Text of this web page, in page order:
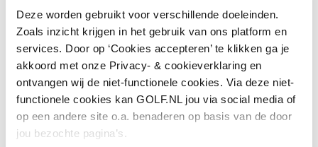
Deze worden gebruikt voor verschillende doeleinden.
Zoals inzicht krijgen in het gebruik van ons platform en
services. Door op ‘Cookies accepteren’ te klikken ga je
akkoord met onze Privacy- & cookieverklaring en
ontvangen wij de niet-functionele cookies. Via deze niet-
functionele cookies kan GOLF.NL jou via social media of
op een andere site o.a. benaderen op basis van de door
jou bezochte pagina’s.
Banen & Clubs
+ Toon meer
Meest gelezen